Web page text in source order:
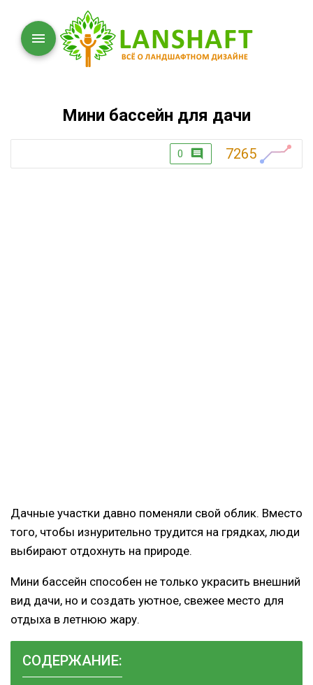
Мини бассейн для дачи
0 7265
Дачные участки давно поменяли свой облик. Вместо
того, чтобы изнурительно трудится на грядках, люди
выбирают отдохнуть на природе.
Мини бассейн способен не только украсить внешний
вид дачи, но и создать уютное, свежее место для
отдыха в летнюю жару.
СОДЕРЖАНИЕ: